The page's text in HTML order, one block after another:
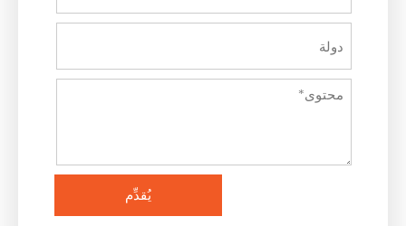
يُقدِّم